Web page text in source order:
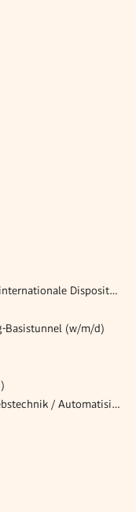
Transport Manager (m/w/d) - Einstieg in internationale Disposition
Basistunnel (w/m/d)
Lehre Elektrotechnik Anlagen- und Betriebstechnik / Automatisierungs- und Prozessleittechnik (w/m/d)